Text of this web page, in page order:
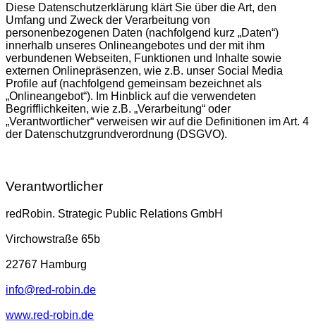
Diese Datenschutzerklärung klärt Sie über die Art, den
Umfang und Zweck der Verarbeitung von
personenbezogenen Daten (nachfolgend kurz „Daten“)
innerhalb unseres Onlineangebotes und der mit ihm
verbundenen Webseiten, Funktionen und Inhalte sowie
externen Onlinepräsenzen, wie z.B. unser Social Media
Profile auf (nachfolgend gemeinsam bezeichnet als
„Onlineangebot“). Im Hinblick auf die verwendeten
Begrifflichkeiten, wie z.B. „Verarbeitung“ oder
„Verantwortlicher“ verweisen wir auf die Definitionen im Art. 4
der Datenschutzgrundverordnung (DSGVO).
Verantwortlicher
redRobin. Strategic Public Relations GmbH
Virchowstraße 65b
22767 Hamburg
info@red-robin.de
www.red-robin.de